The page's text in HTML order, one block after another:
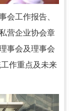
会工作报告、
营企业协会章
事会及理事会
作重点及未来